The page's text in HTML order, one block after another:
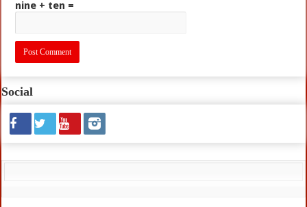
nine + ten =
Social